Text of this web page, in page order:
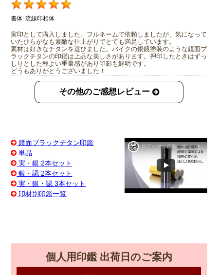
書体: 流線印相体
実印として購入しました。フルネームで依頼しましたが、気になって
いたひらがなも素敵な仕上がりでとても満足しています。
素材は好きなチタンを選びました。バイクの銀鏡塗装のような鏡面ブ
ラックチタンの印鑑は上品な美しさがあります。押印したときはずっ
しりとした程よい重量感があり印影も鮮明です。
どうもありがとうございました！
その他のご感想レビュー
鏡面ブラックチタン印鑑
単品
実・銀 2本セット
銀・認 2本セット
実・銀・認 3本セット
印材別印鑑一覧
個人用印鑑 出荷日のご案内